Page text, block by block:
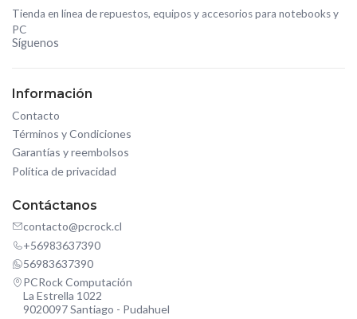
Tienda en línea de repuestos, equipos y accesorios para notebooks y
PC
Síguenos
Información
Contacto
Términos y Condiciones
Garantías y reembolsos
Política de privacidad
Contáctanos
contacto@pcrock.cl
+56983637390
56983637390
PCRock Computación
La Estrella 1022
9020097 Santiago - Pudahuel